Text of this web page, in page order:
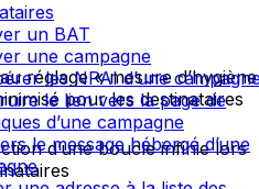
un BAT
une campagne
les NPAI d’une
le lien vers la page de
d’une campagne
le message hébergé d’une
réglage « mesure d’hygiène
pour les destinataires
d’une boucle infinie lors